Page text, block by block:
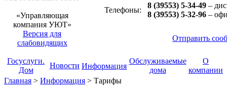
«Управляющая
компания УЮТ»
Телефоны:
8 (39553) 5-34-49 –
8 (39553) 5-32-96 –
Версия для
слабовидящих
Отправить
Госуслуги.
Дом
Новости Информация
Обслуживаемые
дома
О
компании
Главная > Информация > Тарифы